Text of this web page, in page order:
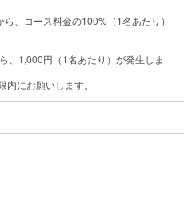
、コース料金の100%（1名あたり）
、1,000円（1名あたり）が発生しま
にお願いします。